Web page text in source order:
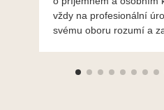
vždy na profesionální
svému oboru rozumí a
výběru, jak už bylo